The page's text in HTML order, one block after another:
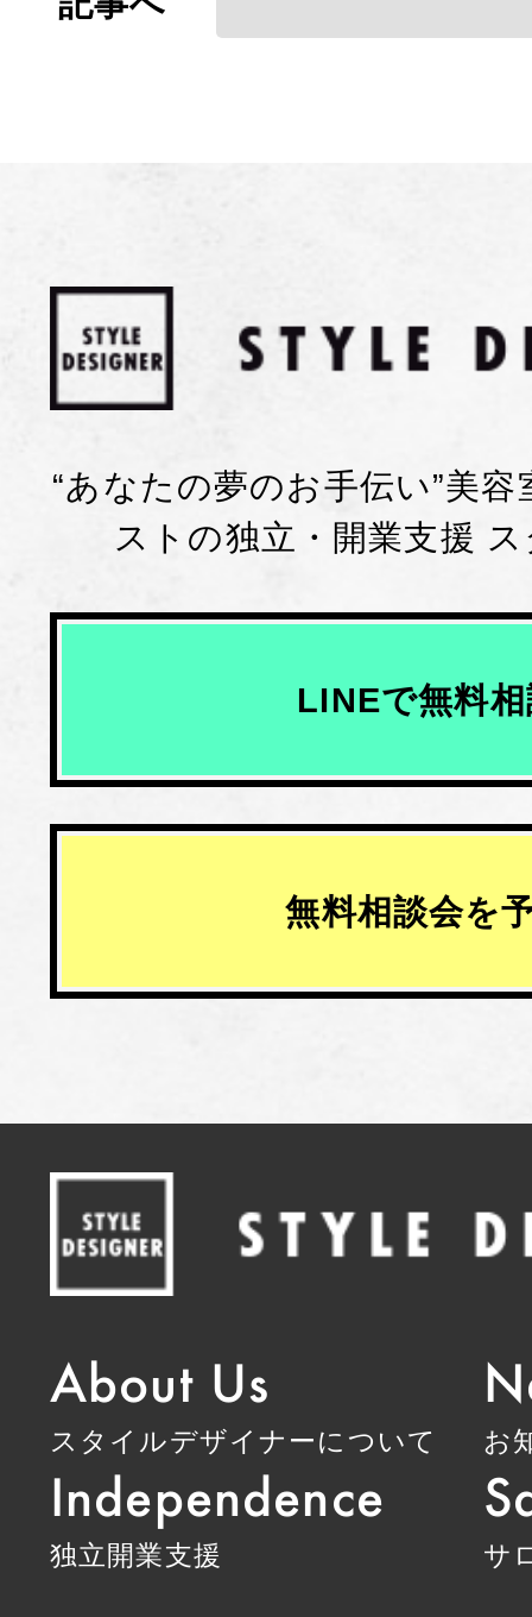
“あなたの夢のお手伝い”美
ストの独立・開業支援
LINEで無料
無料相談会を
About Us
スタイルデザイナーについて お
Independence
独立開業支援 サ